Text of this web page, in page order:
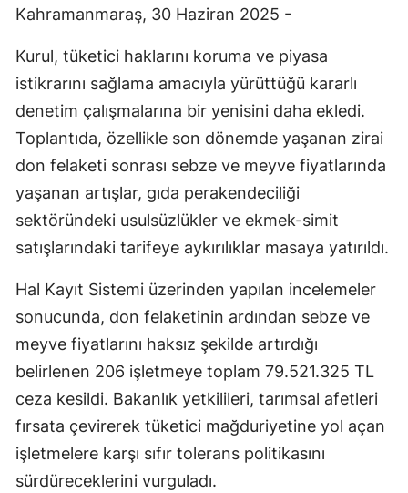
Kahramanmaraş, 30 Haziran 2025 -
Kurul, tüketici haklarını koruma ve piyasa
istikrarını sağlama amacıyla yürüttüğü kararlı
denetim çalışmalarına bir yenisini daha ekledi.
Toplantıda, özellikle son dönemde yaşanan zirai
don felaketi sonrası sebze ve meyve fiyatlarında
yaşanan artışlar, gıda perakendeciliği
sektöründeki usulsüzlükler ve ekmek-simit
satışlarındaki tarifeye aykırılıklar masaya yatırıldı.
Hal Kayıt Sistemi üzerinden yapılan incelemeler
sonucunda, don felaketinin ardından sebze ve
meyve fiyatlarını haksız şekilde artırdığı
belirlenen 206 işletmeye toplam 79.521.325 TL
ceza kesildi. Bakanlık yetkilileri, tarımsal afetleri
fırsata çevirerek tüketici mağduriyetine yol açan
işletmelere karşı sıfır tolerans politikasını
sürdüreceklerini vurguladı.